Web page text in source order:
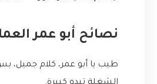
نصائح أبو عمر
طيب يا أبو عمر، كلام جميل،